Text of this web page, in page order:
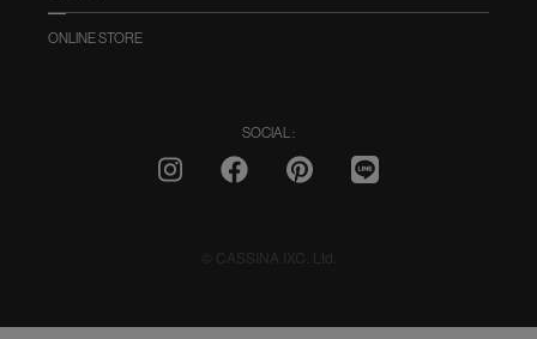
ONLINE STORE
SOCIAL :
© CASSINA IXC. Ltd.